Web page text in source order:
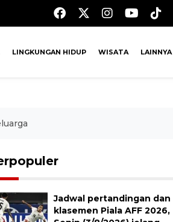
LINGKUNGAN HIDUP WISATA LAINNYA
Jadwal pertandingan dan
klasemen Piala AFF 2026,